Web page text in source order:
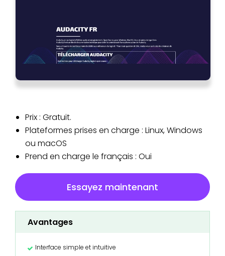
Prix : Gratuit.
Plateformes prises en charge : Linux, Windows
ou macOS
Prend en charge le français : Oui
Essayez maintenant
Avantages
Interface simple et intuitive